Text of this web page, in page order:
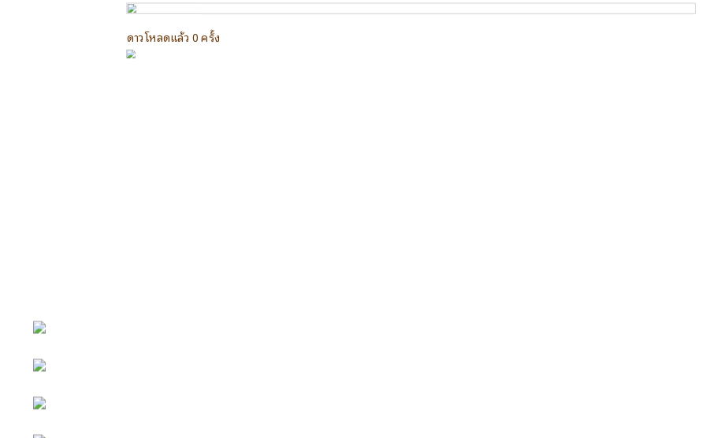
ดาวโหลดแล้ว 0 ครั้ง